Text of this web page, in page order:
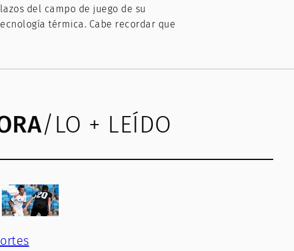
del campo de juego de su
térmica. Cabe recordar que
/LO + LEÍDO